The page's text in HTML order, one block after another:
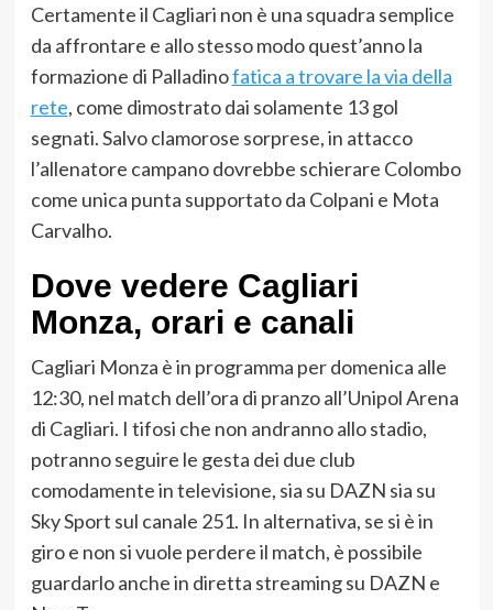
Certamente il Cagliari non è una squadra semplice
da affrontare e allo stesso modo quest’anno la
formazione di Palladinofatica a trovare la via della
rete, come dimostrato dai solamente 13 gol
segnati. Salvo clamorose sorprese, in attacco
l’allenatore campano dovrebbe schierare Colombo
come unica punta supportato da Colpani e Mota
Carvalho.
Dove vedere Cagliari
Monza, orari e canali
Cagliari Monza è in programma per domenica alle
12:30, nel match dell’ora di pranzo all’Unipol Arena
di Cagliari. I tifosi che non andranno allo stadio,
potranno seguire le gesta dei due club
comodamente in televisione, sia su DAZN sia su
Sky Sport sul canale 251. In alternativa, se si è in
giro e non si vuole perdere il match, è possibile
guardarlo anche in diretta streaming su DAZN e